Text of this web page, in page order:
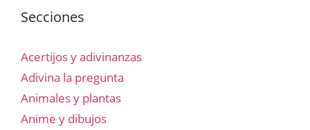
Secciones
Acertijos y adivinanzas
Adivina la pregunta
Animales y plantas
Anime y dibujos